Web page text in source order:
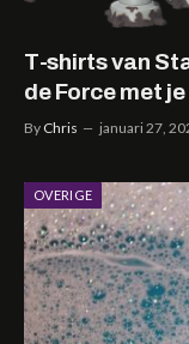
T-shirts van
de Force met
By Chris januari 27,
OVERIGE